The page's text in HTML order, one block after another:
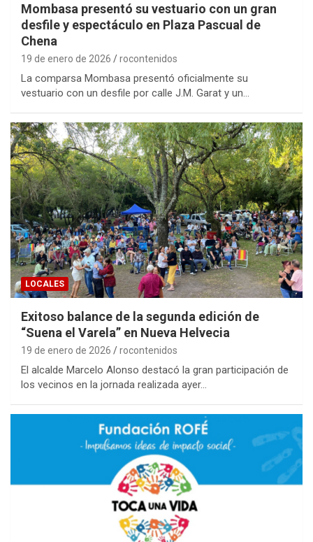
Mombasa presentó su vestuario con un gran
desfile y espectáculo en Plaza Pascual de
Chena
19 de enero de 2026 rocontenidos
La comparsa Mombasa presentó oficialmente su
vestuario con un desfile por calle J.M. Garat y un…
LOCALES
Exitoso balance de la segunda edición de
“Suena el Varela” en Nueva Helvecia
19 de enero de 2026 rocontenidos
El alcalde Marcelo Alonso destacó la gran participación de
los vecinos en la jornada realizada ayer…